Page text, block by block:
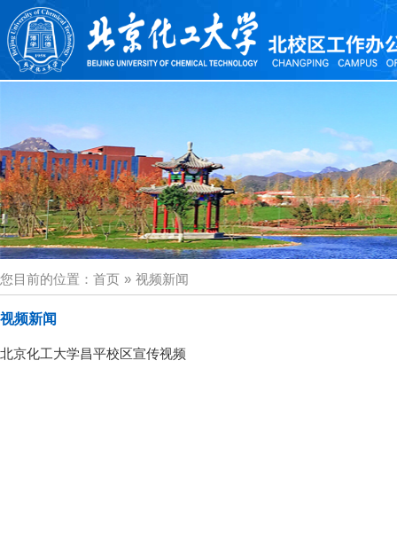
您目前的位置： 首页 » 视频新闻
视频新闻
北京化工大学昌平校区宣传视频